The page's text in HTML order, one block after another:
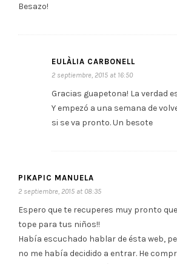
Besazo!
EULÀLIA CARBONELL
2 septiembre, 2015 at 16:50
Gracias guapetona! La verdad
Y empezó a una semana de
si se va pronto. Un besote
PIKAPIC MANUELA
2 septiembre, 2015 at 08:35
Espero que te recuperes muy pronto
tope para tus niños!!
Había escuchado hablar de ésta web,
no me había decidido a entrar. He